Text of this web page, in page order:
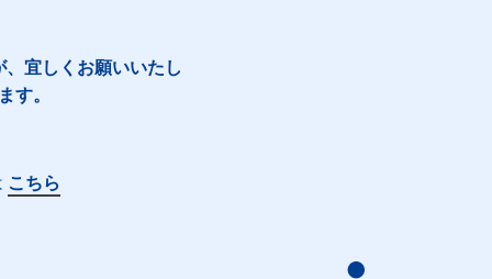
宜しくお願いいたし
す。
こちら